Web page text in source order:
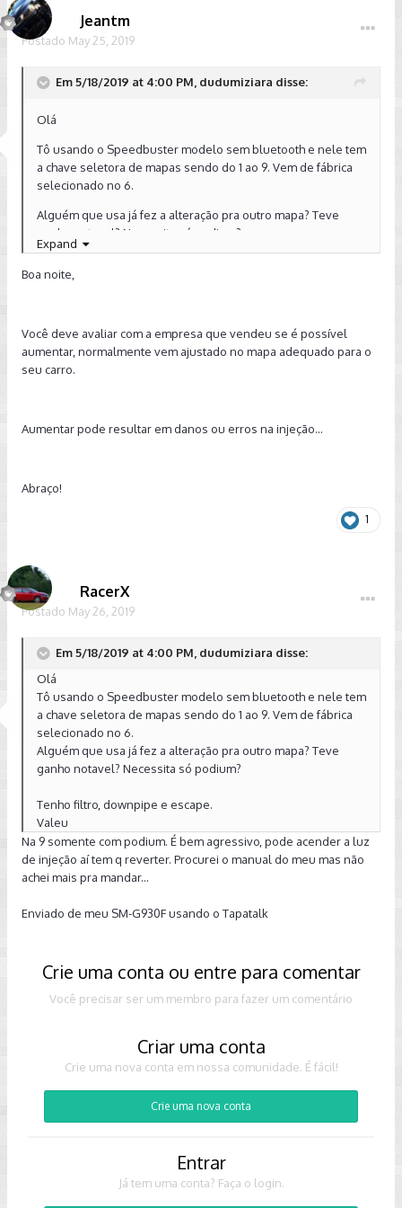
Jeantm
Postado May 25, 2019
Em 5/18/2019 at 4:00 PM, dudumiziara disse:
Olá
Tô usando o Speedbuster modelo sem bluetooth e nele tem
a chave seletora de mapas sendo do 1 ao 9. Vem de fábrica
selecionado no 6.
Alguém que usa já fez a alteração pra outro mapa? Teve
ganho notavel? Necessita só podium?
Expand
Boa noite,
Você deve avaliar com a empresa que vendeu se é possível
aumentar, normalmente vem ajustado no mapa adequado para o
seu carro.
Aumentar pode resultar em danos ou erros na injeção...
Abraço!
1
RacerX
Postado May 26, 2019
Em 5/18/2019 at 4:00 PM, dudumiziara disse:
Olá
Tô usando o Speedbuster modelo sem bluetooth e nele tem
a chave seletora de mapas sendo do 1 ao 9. Vem de fábrica
selecionado no 6.
Alguém que usa já fez a alteração pra outro mapa? Teve
ganho notavel? Necessita só podium?
Tenho filtro, downpipe e escape.
Valeu
Na 9 somente com podium. É bem agressivo, pode acender a luz
de injeção aí tem q reverter. Procurei o manual do meu mas não
achei mais pra mandar...
Enviado de meu SM-G930F usando o Tapatalk
Crie uma conta ou entre para comentar
Você precisar ser um membro para fazer um comentário
Criar uma conta
Crie uma nova conta em nossa comunidade. É fácil!
Crie uma nova conta
Entrar
Já tem uma conta? Faça o login.